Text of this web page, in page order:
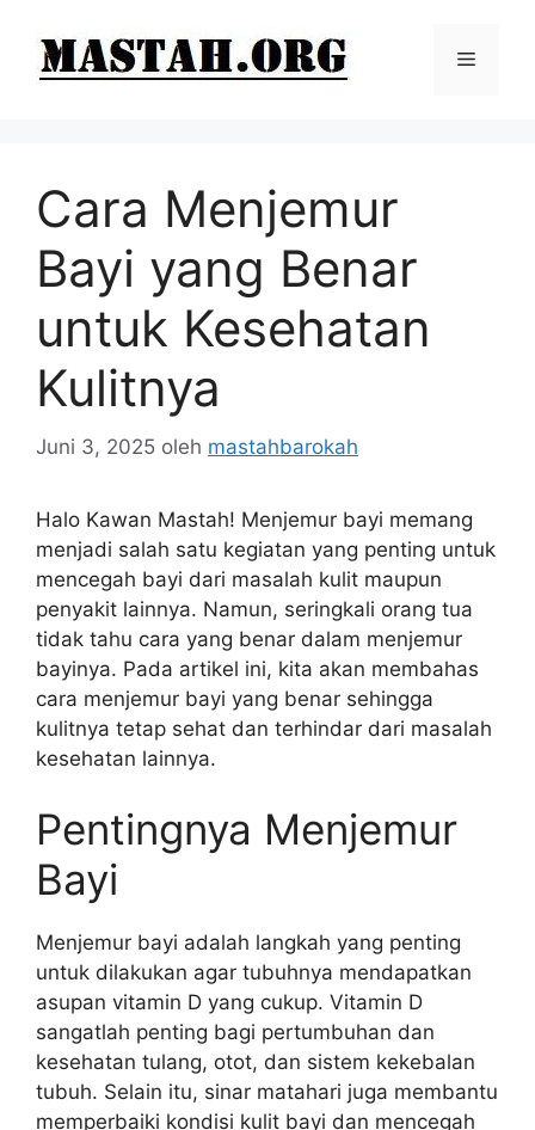
Menu
Cara Menjemur
Bayi yang Benar
untuk Kesehatan
Kulitnya
Juni 3, 2025 oleh mastahbarokah
Halo Kawan Mastah! Menjemur bayi memang
menjadi salah satu kegiatan yang penting untuk
mencegah bayi dari masalah kulit maupun
penyakit lainnya. Namun, seringkali orang tua
tidak tahu cara yang benar dalam menjemur
bayinya. Pada artikel ini, kita akan membahas
cara menjemur bayi yang benar sehingga
kulitnya tetap sehat dan terhindar dari masalah
kesehatan lainnya.
Pentingnya Menjemur
Bayi
Menjemur bayi adalah langkah yang penting
untuk dilakukan agar tubuhnya mendapatkan
asupan vitamin D yang cukup. Vitamin D
sangatlah penting bagi pertumbuhan dan
kesehatan tulang, otot, dan sistem kekebalan
tubuh. Selain itu, sinar matahari juga membantu
memperbaiki kondisi kulit bayi dan mencegah